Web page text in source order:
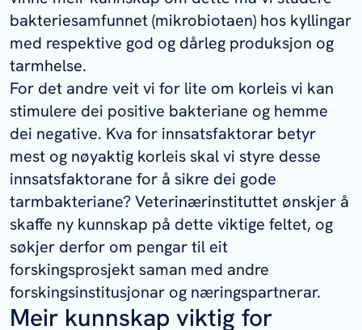
bakteriesamfunnet (mikrobiotaen) hos kyllingar
med respektive god og dårleg produksjon og
tarmhelse.
For det andre veit vi for lite om korleis vi kan
stimulere dei positive bakteriane og hemme
dei negative. Kva for innsatsfaktorar betyr
mest og nøyaktig korleis skal vi styre desse
innsatsfaktorane for å sikre dei gode
tarmbakteriane? Veterinærinstituttet ønskjer å
skaffe ny kunnskap på dette viktige feltet, og
søkjer derfor om pengar til eit
forskingsprosjekt saman med andre
forskingsinstitusjonar og næringspartnerar.
Meir kunnskap viktig for